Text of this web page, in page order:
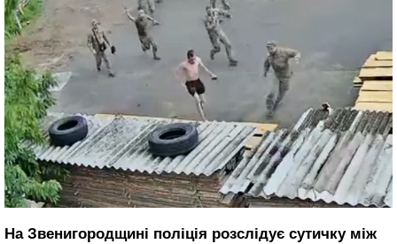
На Звенигородщині поліція розслідує сутичку між